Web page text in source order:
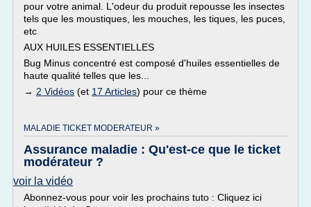
pour votre animal. L'odeur du produit repousse les insectes
tels que les moustiques, les mouches, les tiques, les puces,
etc
AUX HUILES ESSENTIELLES
Bug Minus concentré est composé d'huiles essentielles de
haute qualité telles que les...
→ 2 Vidéos (et 17 Articles) pour ce thème
MALADIE TICKET MODERATEUR »
Assurance maladie : Qu'est-ce que le ticket
modérateur ?
voir la vidéo
Abonnez-vous pour voir les prochains tuto : Cliquez ici